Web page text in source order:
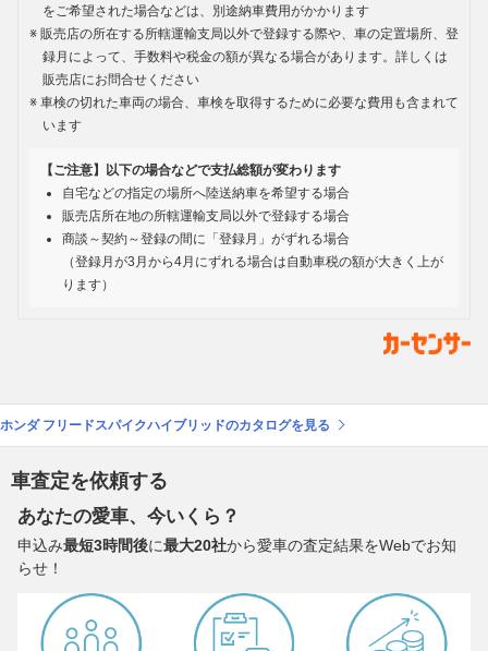
をご希望された場合などは、別途納車費用がかかります
販売店の所在する所轄運輸支局以外で登録する際や、車の定置場所、登
録月によって、手数料や税金の額が異なる場合があります。詳しくは
販売店にお問合せください
車検の切れた車両の場合、車検を取得するために必要な費用も含まれて
います
【ご注意】以下の場合などで支払総額が変わります
自宅などの指定の場所へ陸送納車を希望する場合
販売店所在地の所轄運輸支局以外で登録する場合
商談～契約～登録の間に「登録月」がずれる場合
（登録月が3月から4月にずれる場合は自動車税の額が大きく上が
ります）
ホンダ フリードスパイクハイブリッドのカタログを見る
車査定を依頼する
あなたの愛車、今いくら？
申込み最短3時間後に最大20社から愛車の査定結果をWebでお知
らせ！